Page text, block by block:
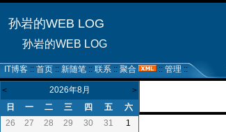
孙岩的WEB LOG
孙岩的WEB LOG
IT博客 :: 首页 :: 新随笔 :: 联系 :: 聚合 :: 管理 ::
< 2026年8月 >
日 一 二 三 四 五
六
26
27 28 29 30 31
1